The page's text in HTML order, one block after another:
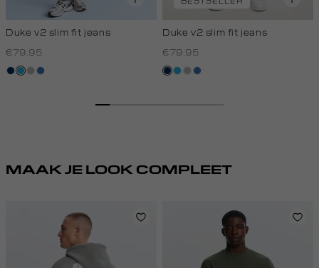
Duke v2 slim fit jeans
€79.95
blauw,
blauw
grijs,blauw,
Duke v2 slim fit jeans
€79.95
blauw,
blauw
grijs,blauw,
MAAK JE LOOK COMPLEET